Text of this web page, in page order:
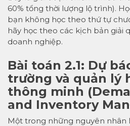
60% tổng thời lượng lộ trình).
bạn không học theo thứ tự
hãy học theo các kịch bản giải
doanh nghiệp.
Bài toán 2.1: Dự
trường và quản lý
thông minh
and Inventory
Một trong những nguyên nhân